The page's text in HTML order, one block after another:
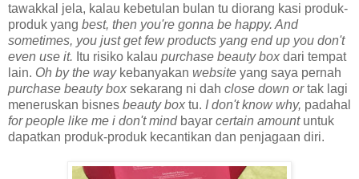
tawakkal jela, kalau kebetulan bulan tu diorang kasi produk-
produk yang best, then you're gonna be happy. And
sometimes, you just get few products yang end up you don't
even use it. Itu risiko kalau purchase beauty box dari tempat
lain. Oh by the waykebanyakan website yang saya pernah
purchase beauty box sekarang ni dah close down ortak lagi
meneruskan bisnes beauty box tu. I don't know why, padahal
for people like me i don't mind bayar certain amount untuk
dapatkan produk-produk kecantikan dan penjagaan diri.